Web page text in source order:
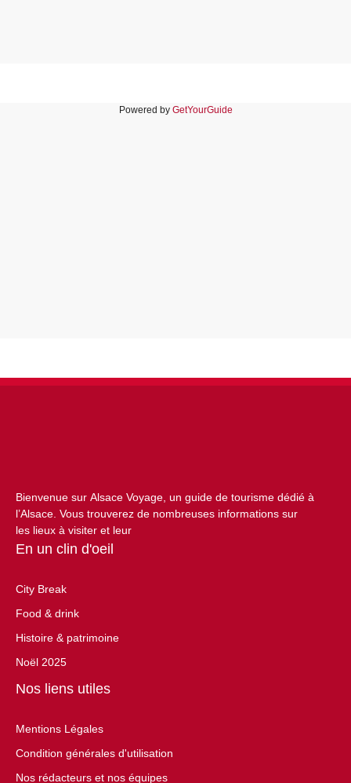
Powered by GetYourGuide
Bienvenue sur Alsace Voyage, un guide de tourisme dédié à
l’Alsace. Vous trouverez de nombreuses informations sur
les lieux à visiter et leur
En un clin d'oeil
City Break
Food & drink
Histoire & patrimoine
Noël 2025
Nos liens utiles
Mentions Légales
Condition générales d'utilisation
Nos rédacteurs et nos équipes